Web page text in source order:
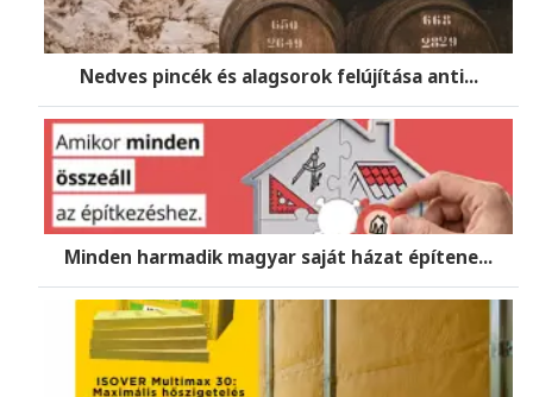
Nedves pincék és alagsorok felújítása anti...
Minden harmadik magyar saját házat építene...